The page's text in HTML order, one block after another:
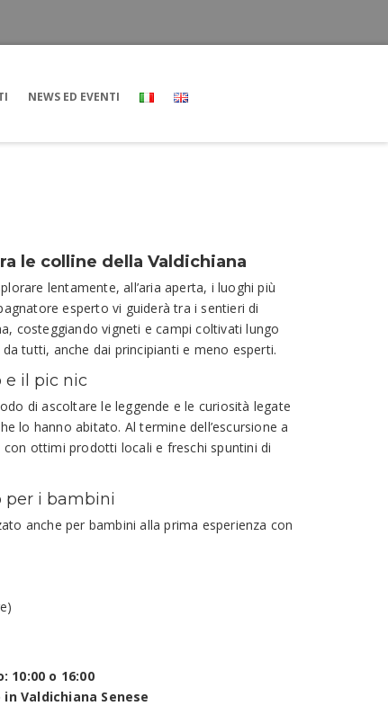
NEWS ED EVENTI
le colline della Valdichiana
lentamente, all’aria aperta, i luoghi più
esperto vi guiderà tra i sentieri di
costeggiando vigneti e campi coltivati lungo
tutti, anche dai principianti e meno esperti.
e il pic nic
di ascoltare le leggende e le curiosità legate
lo hanno abitato. Al termine dell’escursione a
ottimi prodotti locali e freschi spuntini di
per i bambini
anche per bambini alla prima esperienza con
o 16:00
Valdichiana Senese